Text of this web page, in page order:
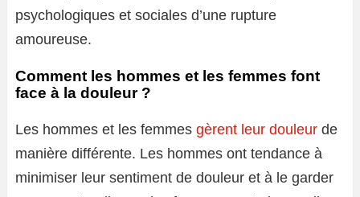
psychologiques et sociales d’une rupture
amoureuse.
Comment les hommes et les femmes font
face à la douleur ?
Les hommes et les femmes gèrent leur douleur de
manière différente. Les hommes ont tendance à
minimiser leur sentiment de douleur et à le garder